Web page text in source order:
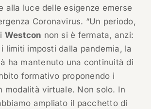
alla luce delle esigenze emerse
Coronavirus. “Un periodo,
Westcon non si è fermata, anzi:
limiti imposti dalla pandemia, la
ha mantenuto una continuità di
formativo proponendo i
modalità virtuale. Non solo. In
ampliato il pacchetto di